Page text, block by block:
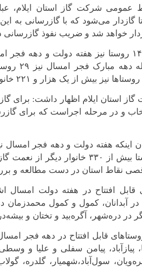
عمومی شرکت گاز استان ایلام،
خواهد شد و ضریب نفوذ
وی با بیان اینکه ۱۴ روستا نیز هفته
داشت:
یک هزار و ۲۲۱ خانوار از نعمت گاز طبیعی برخوردار می شوند.
به این تعداد روستا بیش از ۳۳۰
نقاط استان در دست مطالعه و
قابل افتتاح در هفته دولت امسال
آبدانان، کمول و کمول محمدزمان
در دره‌شهر، آگره‌بید و تختان و
قابل افتتاح در دهه فجر
پیازآباد، پیامن سفلی و علیا و
سول‌آباد،شهمیار، گلدره،